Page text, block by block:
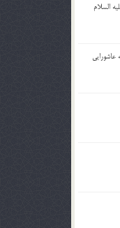
السلام
عاشورایی